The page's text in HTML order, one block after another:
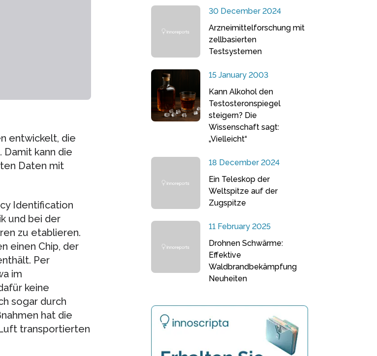
entwickelt, die
Damit kann die
Daten mit
Identification
und bei der
zu etablieren.
einen Chip, der
Per
im
keine
sogar durch
hat die
transportierten
30 December 2024
Arzneimittelforschung mit
zellbasierten
Testsystemen
15 January 2003
Kann Alkohol den
Testosteronspiegel
steigern? Die
Wissenschaft sagt:
„Vielleicht“
18 December 2024
Ein Teleskop der
Weltspitze auf der
Zugspitze
11 February 2025
Drohnen Schwärme:
Effektive
Waldbrandbekämpfung
Neuheiten